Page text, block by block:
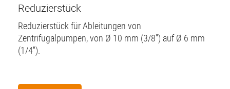
Reduzierstück
Reduzierstück für Ableitungen von
Zentrifugalpumpen, von Ø 10 mm (3/8'') auf Ø 6 mm
(1/4'').